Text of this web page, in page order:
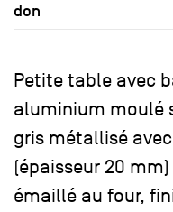
don
Petite table avec
aluminium moulé
gris métallisé
(épaisseur 20
émaillé au four,